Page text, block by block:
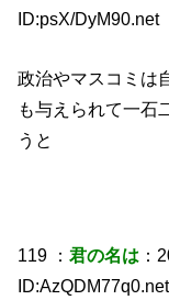
ID:psX/DyM90.net
政治やマスコミは
も与えられて一石
うと
119 ：君の名は ：
ID:AzQDM77q0.net